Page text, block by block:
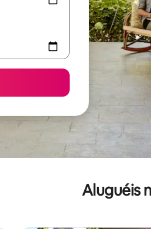
Aluguéis